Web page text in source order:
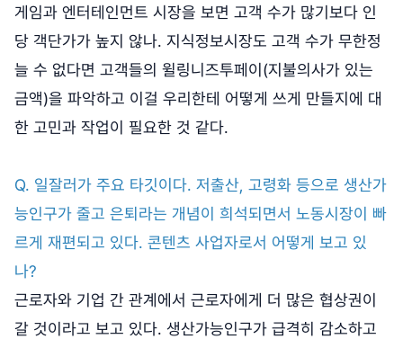
게임과 엔터테인먼트 시장을 보면 고객 수가 많기보다 인
당 객단가가 높지 않나. 지식정보시장도 고객 수가 무한정
늘 수 없다면 고객들의 윌링니즈투페이(지불의사가 있는
금액)을 파악하고 이걸 우리한테 어떻게 쓰게 만들지에 대
한 고민과 작업이 필요한 것 같다.
Q. 일잘러가 주요 타깃이다. 저출산, 고령화 등으로 생산가
능인구가 줄고 은퇴라는 개념이 희석되면서 노동시장이 빠
르게 재편되고 있다. 콘텐츠 사업자로서 어떻게 보고 있
나?
근로자와 기업 간 관계에서 근로자에게 더 많은 협상권이
갈 것이라고 보고 있다. 생산가능인구가 급격히 감소하고